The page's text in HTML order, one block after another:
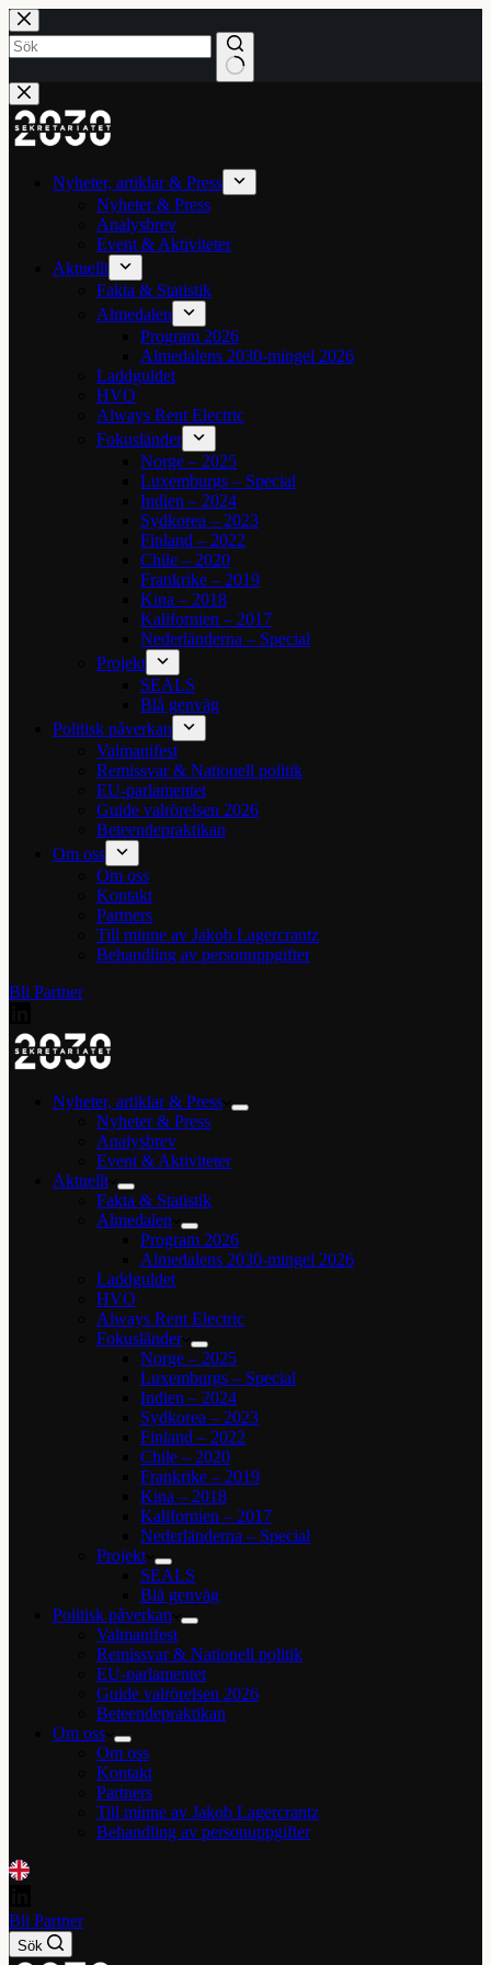
Hoppa
till
innehåll
Inga
resultat
Nyheter, artiklar & Press
Nyheter & Press
Analysbrev
Event & Aktiviteter
Aktuellt
Fakta & Statistik
Almedalen
Program 2026
Almedalens 2030-mingel 2026
Laddguldet
HVO
Always Rent Electric
Fokusländer
Norge – 2025
Luxemburgs – Special
Indien – 2024
Sydkorea – 2023
Finland – 2022
Chile – 2020
Frankrike – 2019
Kina – 2018
Kalifornien – 2017
Nederländerna – Special
Projekt
SEALS
Blå genväg
Politisk påverkan
Valmanifest
Remissvar & Nationell politik
EU-parlamentet
Guide valrörelsen 2026
Beteendepraktikan
Om oss
Om oss
Kontakt
Partners
Till minne av Jakob Lagercrantz
Behandling av personuppgifter
Bli Partner
Nyheter, artiklar & Press
Nyheter & Press
Analysbrev
Event & Aktiviteter
Aktuellt
Fakta & Statistik
Almedalen
Program 2026
Almedalens 2030-mingel 2026
Laddguldet
HVO
Always Rent Electric
Fokusländer
Norge – 2025
Luxemburgs – Special
Indien – 2024
Sydkorea – 2023
Finland – 2022
Chile – 2020
Frankrike – 2019
Kina – 2018
Kalifornien – 2017
Nederländerna – Special
Projekt
SEALS
Blå genväg
Politisk påverkan
Valmanifest
Remissvar & Nationell politik
EU-parlamentet
Guide valrörelsen 2026
Beteendepraktikan
Om oss
Om oss
Kontakt
Partners
Till minne av Jakob Lagercrantz
Behandling av personuppgifter
Bli Partner
Sök